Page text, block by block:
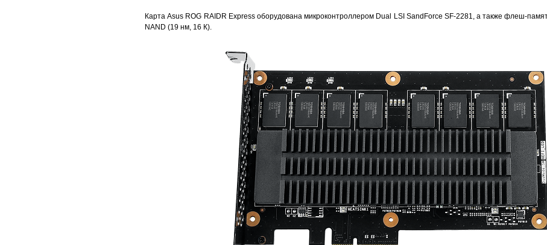
Карта Asus ROG RAIDR Express оборудована микроконтроллером Dual LSI SandForce SF-2281, а также флеш-
NAND (19 нм, 16 К).